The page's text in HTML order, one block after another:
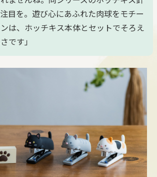
目を。遊び心にあふれた肉球をモチー
は、ホッチキス本体とセットでそろえ
です」